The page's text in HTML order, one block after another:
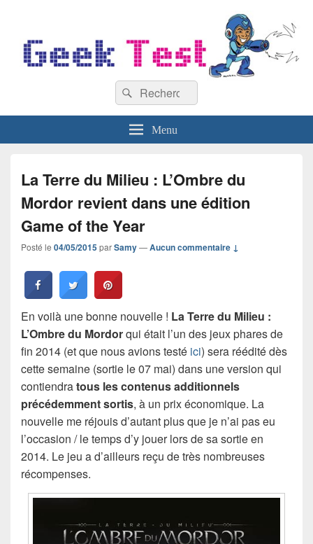
Recherche :
Rechercher
Menu
La Terre du Milieu : L’Ombre du
Mordor revient dans une édition
Game of the Year
Posté le 04/05/2015parSamy—Aucun commentaire ↓
En voilà une bonne nouvelle ! La Terre du Milieu :
L’Ombre du Mordorqui était l’un des jeux phares de
fin 2014 (et que nous avions testé ici) sera réédité dès
cette semaine (sortie le 07 mai) dans une version qui
contiendratous les contenus additionnels
précédemment sortis, à un prix économique. La
nouvelle me réjouis d’autant plus que je n’ai pas eu
l’occasion / le temps d’y jouer lors de sa sortie en
2014. Le jeu a d’ailleurs reçu de très nombreuses
récompenses.